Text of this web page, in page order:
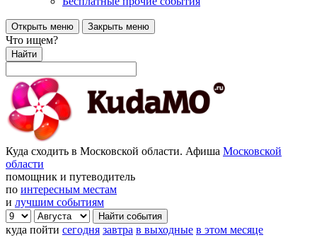
Открыть меню Закрыть меню
Что ищем?
Найти
Куда сходить в Московской области. Афиша Московской
области
помощник и путеводитель
по интересным местам
и лучшим событиям
куда пойти сегодня завтра в выходные в этом месяце